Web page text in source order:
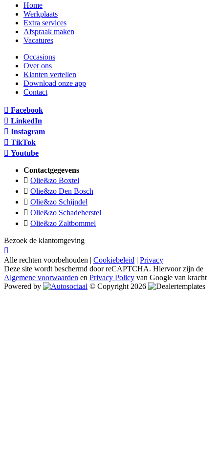
Home
Werkplaats
Extra services
Afspraak maken
Vacatures
Occasions
Over ons
Klanten vertellen
Download onze app
Contact
Facebook
LinkedIn
Instagram
TikTok
Youtube
Contactgegevens
Olie&zo Boxtel
Olie&zo Den Bosch
Olie&zo Schijndel
Olie&zo Schadeherstel
Olie&zo Zaltbommel
Bezoek de klantomgeving
Alle rechten voorbehouden | Cookiebeleid | Privacy
Deze site wordt beschermd door reCAPTCHA. Hiervoor zijn de
Algemene voorwaarden en Privacy Policy van Google van kracht
Powered by
© Copyright 2026